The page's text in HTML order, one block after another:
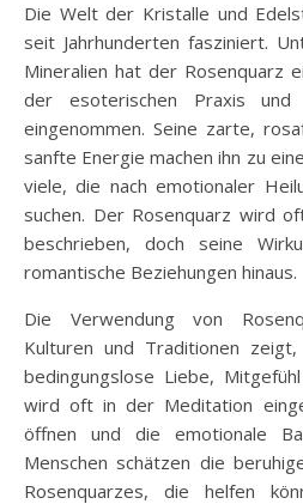
Die Welt der Kristalle und Edelsteine hat die Menschheit
seit Jahrhunderten fasziniert.
Mineralien hat der Rosenquarz
der esoterischen Praxis und
eingenommen. Seine zarte,
sanfte Energie machen ihn zu
viele, die nach emotionaler
suchen. Der Rosenquarz wird
beschrieben, doch seine
romantische Beziehungen hinaus.
Die Verwendung von
Kulturen und Traditionen
bedingungslose Liebe,
wird oft in der Meditation
öffnen und die emotionale
Menschen schätzen die
Rosenquarzes, die helfen